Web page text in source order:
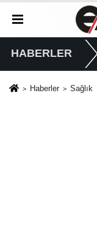
HABERLER
Haberler Sağlık